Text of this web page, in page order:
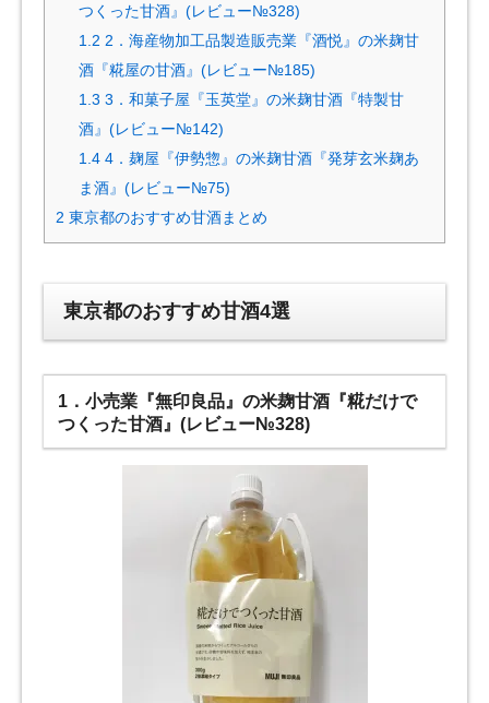
つくった甘酒』(レビュー№328)
1.2 2．海産物加工品製造販売業『酒悦』の米麹甘
酒『糀屋の甘酒』(レビュー№185)
1.3 3．和菓子屋『玉英堂』の米麹甘酒『特製甘
酒』(レビュー№142)
1.4 4．麹屋『伊勢惣』の米麹甘酒『発芽玄米麹あ
ま酒』(レビュー№75)
2 東京都のおすすめ甘酒まとめ
東京都のおすすめ甘酒4選
1．小売業『無印良品』の米麹甘酒『糀だけで
つくった甘酒』(レビュー№328)